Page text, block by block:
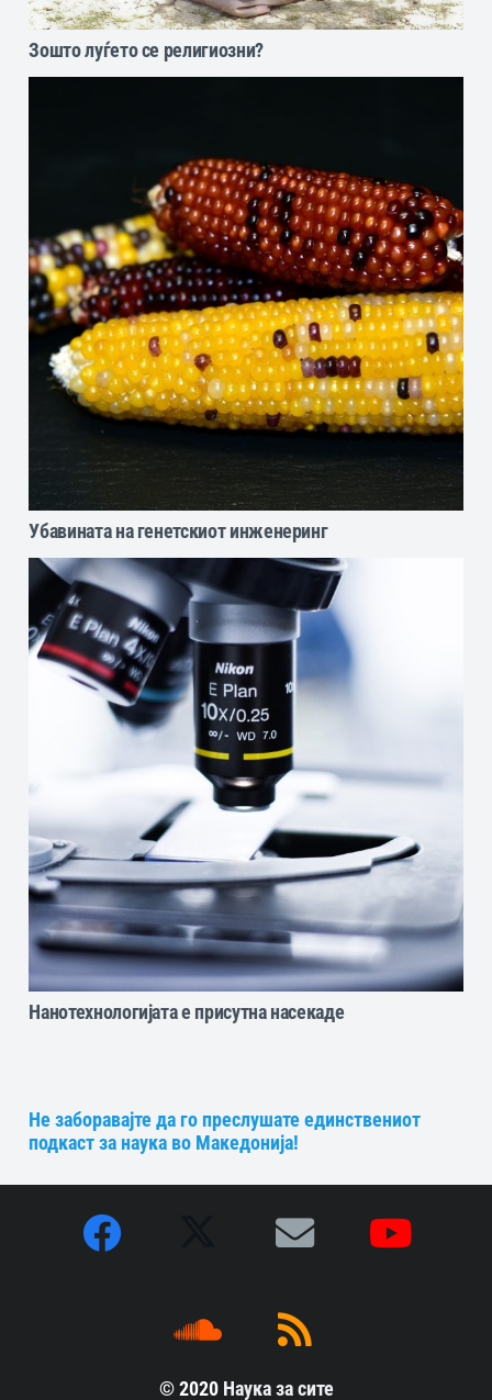
Зошто луѓето се религиозни?
Убавината на генетскиот инженеринг
Нанотехнологијата е присутна насекаде
Не заборавајте да го преслушате единствениот
подкаст за наука во Македонија!
© 2020 Наука за сите